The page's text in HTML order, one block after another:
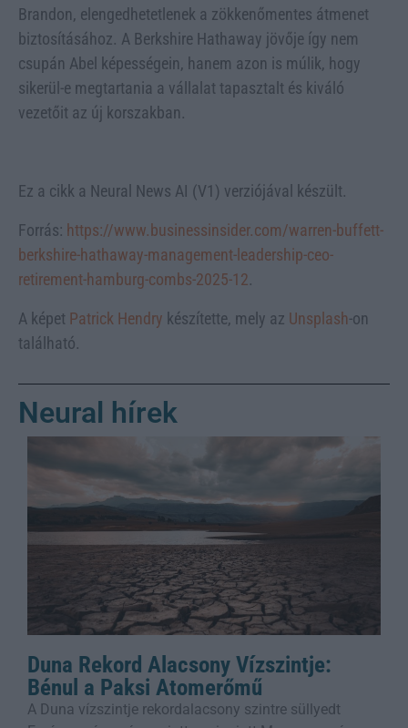
Brandon, elengedhetetlenek a zökkenőmentes átmenet
biztosításához. A Berkshire Hathaway jövője így nem
csupán Abel képességein, hanem azon is múlik, hogy
sikerül-e megtartania a vállalat tapasztalt és kiváló
vezetőit az új korszakban.
Ez a cikk a Neural News AI (V1) verziójával készült.
Forrás: https://www.businessinsider.com/warren-buffett-
berkshire-hathaway-management-leadership-ceo-
retirement-hamburg-combs-2025-12.
A képet Patrick Hendry készítette, mely az Unsplash-on
található.
Neural hírek
Duna Rekord Alacsony Vízszintje:
Bénul a Paksi Atomerőmű
A Duna vízszintje rekordalacsony szintre süllyedt